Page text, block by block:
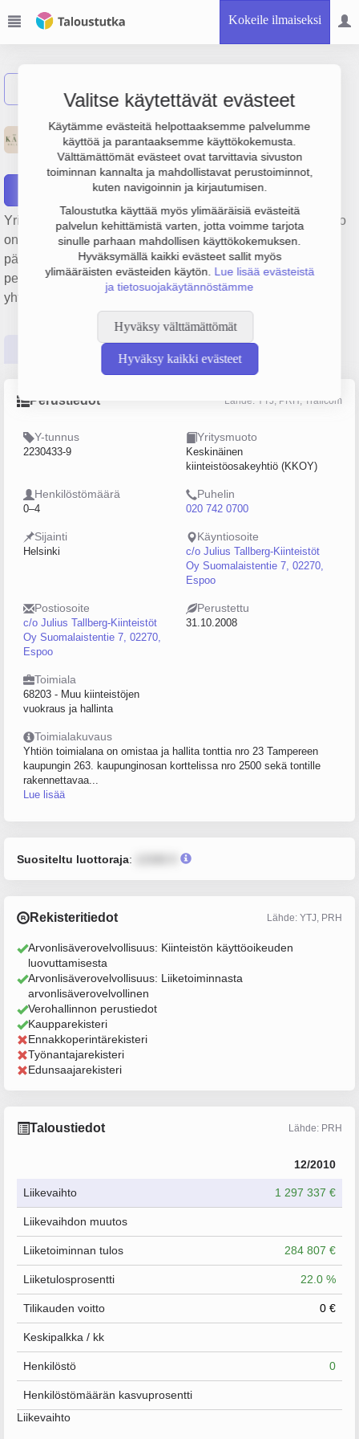
Kokeile ilmaiseksi
Valitse käytettävät evästeet
Käytämme evästeitä helpottaaksemme palvelumme
käyttöä ja parantaaksemme käyttökokemusta.
Välttämättömät evästeet ovat tarvittavia sivuston
toiminnan kannalta ja mahdollistavat perustoiminnot,
kuten navigoinnin ja kirjautumisen.
Taloustutka käyttää myös ylimääräisiä evästeitä
palvelun kehittämistä varten, jotta voimme tarjota
sinulle parhaan mahdollisen käyttökokemuksen.
Hyväksymällä kaikki evästeet sallit myös
ylimääräisten evästeiden käytön. Lue lisää evästeistä
ja tietosuojakäytännöstämme
Hyväksy välttämättömät
Hyväksy kaikki evästeet
Kiinteistö Oy Lielahden
Kauppapuisto 1
Yrityksen Kiinteistö Oy Lielahden Kauppapuisto 1 liikevaihto
on 1.3 milj. €, tulos 285 000 € ja henkilöstömäärä 0. Sen
päätoimiala on Muu kiinteistöjen vuokraus ja hallinta,
perustamisvuosi 2008 ja sijainti Helsinki. Yrityksen
yhtiömuoto Keskinäinen kiinteistöosakeyhtiö (KKOY).
Päättäjätiedot
Perustiedot Lähde: YTJ, PRH, Traficom
Y-tunnus
2230433-9
Yritysmuoto
Keskinäinen
kiinteistöosakeyhtiö (KKOY)
Henkilöstömäärä
0–4
Puhelin
020 742 0700
Sijainti
Helsinki
Käyntiosoite
c/o Julius Tallberg-Kiinteistöt
Oy Suomalaistentie 7, 02270,
Espoo
Postiosoite
c/o Julius Tallberg-Kiinteistöt
Oy Suomalaistentie 7, 02270,
Espoo
Perustettu
31.10.2008
Toimiala
68203 - Muu kiinteistöjen
vuokraus ja hallinta
Toimialakuvaus
Yhtiön toimialana on omistaa ja hallita tonttia nro 23 Tampereen
kaupungin 263. kaupunginosan korttelissa nro 2500 sekä tontille
rakennettavaa...
Lue lisää
Suositeltu luottoraja:
Rekisteritiedot Lähde: YTJ, PRH
Arvonlisäverovelvollisuus: Kiinteistön käyttöoikeuden
luovuttamisesta
Arvonlisäverovelvollisuus: Liiketoiminnasta
arvonlisäverovelvollinen
Verohallinnon perustiedot
Kaupparekisteri
Ennakkoperintärekisteri
Työnantajarekisteri
Edunsaajarekisteri
Taloustiedot Lähde: PRH
12/2010
Liikevaihto 1 297 337 €
Liikevaihdon muutos
Liiketoiminnan tulos 284 807 €
Liiketulosprosentti 22.0 %
Tilikauden voitto 0 €
Keskipalkka / kk
Henkilöstö 0
Henkilöstömäärän kasvuprosentti
Liikevaihto